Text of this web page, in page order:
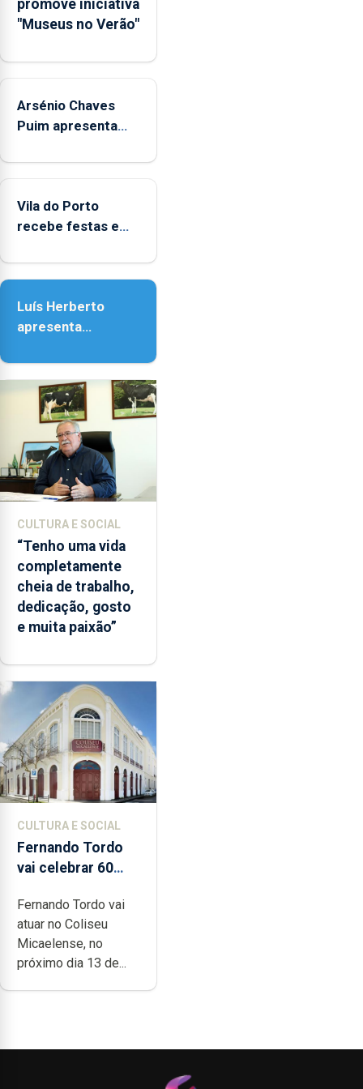
Municipal
de
aos
durante
o
de
entre
as
e
as
18h00.
promove iniciativa
"Museus no Verão"
Arsénio Chaves
Puim apresenta
de Vila do Porto
Vila do Porto
recebe festas em
Senhora da
Luís Herberto
apresenta
Paisagem’
CULTURA E SOCIAL
“Tenho uma vida
completamente
cheia de trabalho,
dedicação, gosto
e muita paixão”
CULTURA E SOCIAL
Fernando Tordo
vai celebrar 60
no Coliseu
Micaelense
Fernando Tordo vai
atuar no Coliseu
Micaelense, no
próximo dia 13 de...